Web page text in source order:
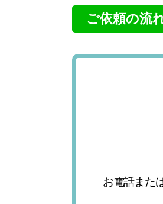
ご依頼の流
お電話また